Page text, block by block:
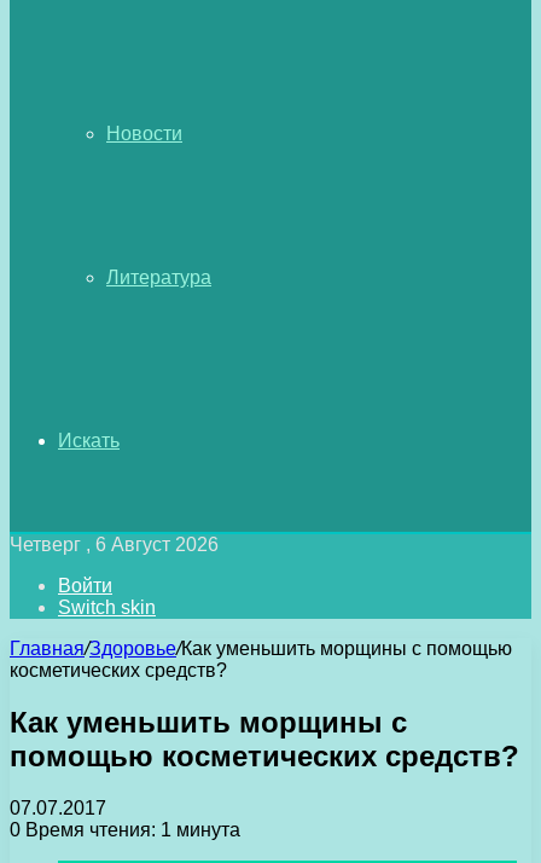
Новости
Литература
Искать
Четверг , 6 Август 2026
Войти
Switch skin
Главная/Здоровье/Как уменьшить морщины с помощью
косметических средств?
Как уменьшить морщины с
помощью косметических средств?
07.07.2017
0 Время чтения: 1 минута